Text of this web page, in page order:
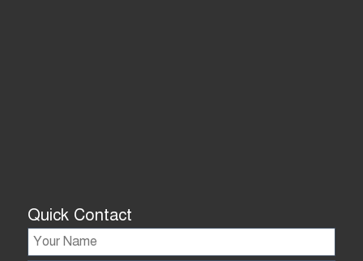
Quick Contact